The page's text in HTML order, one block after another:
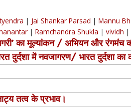
| Jai Shankar Parsad | Mannu
| Ramchandra Shukla | vividh |
का मूल्यांकन / अभियन और रंगमंच की
दुर्दशा में नवजागरण/ भारत दुर्दशा का
तत्व के प्रभाव।